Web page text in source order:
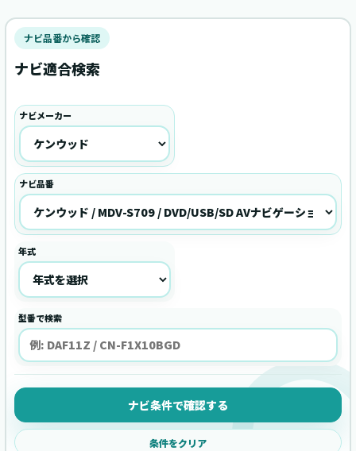
ナビ品番から確認
ナビ適合検索
ナビメーカー
ナビ品番
年式
型番で検索
ナビ条件で確認する
条件をクリア